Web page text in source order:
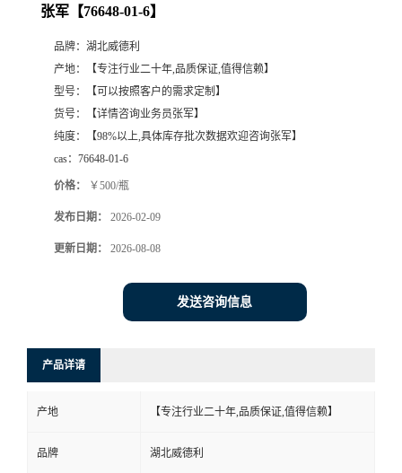
张军【76648-01-6】
品牌： 湖北威德利
产地：
【专注行业二十年,品质保证,值得信赖】
型号：
【可以按照客户的需求定制】
货号：
【详情咨询业务员张军】
纯度：
【98%以上,具体库存批次数据欢迎咨询张军】
cas： 76648-01-6
价格： ￥500/瓶
发布日期： 2026-02-09
更新日期： 2026-08-08
发送咨询信息
产品详请
产地 【专注行业二十年,品质保证,值得信赖】
品牌 湖北威德利